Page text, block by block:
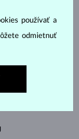
používať a
odmietnuť